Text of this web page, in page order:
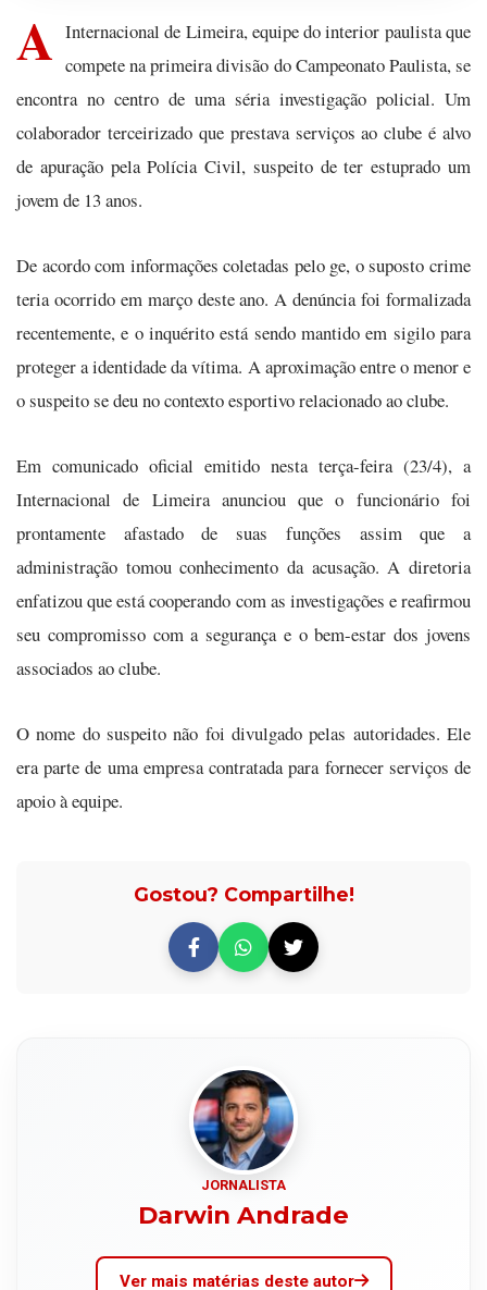
A Internacional de Limeira, equipe do interior paulista que
compete na primeira divisão do Campeonato Paulista, se
encontra no centro de uma séria investigação policial. Um
colaborador terceirizado que prestava serviços ao clube é alvo
de apuração pela Polícia Civil, suspeito de ter estuprado um
jovem de 13 anos.
De acordo com informações coletadas pelo ge, o suposto crime
teria ocorrido em março deste ano. A denúncia foi formalizada
recentemente, e o inquérito está sendo mantido em sigilo para
proteger a identidade da vítima. A aproximação entre o menor e
o suspeito se deu no contexto esportivo relacionado ao clube.
Em comunicado oficial emitido nesta terça-feira (23/4), a
Internacional de Limeira anunciou que o funcionário foi
prontamente afastado de suas funções assim que a
administração tomou conhecimento da acusação. A diretoria
enfatizou que está cooperando com as investigações e reafirmou
seu compromisso com a segurança e o bem-estar dos jovens
associados ao clube.
O nome do suspeito não foi divulgado pelas autoridades. Ele
era parte de uma empresa contratada para fornecer serviços de
apoio à equipe.
Gostou? Compartilhe!
JORNALISTA
Darwin Andrade
Ver mais matérias deste autor